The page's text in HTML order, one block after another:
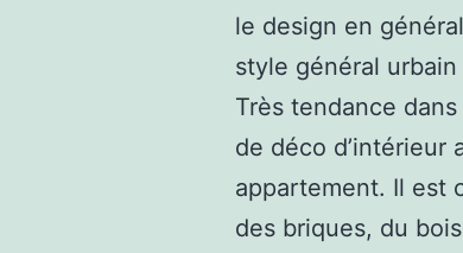
le design en
style général
Très tendance
de déco d’intérieur
appartement. Il est
des briques, du